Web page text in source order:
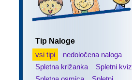
Tip Naloge
vsi tipi
nedoločena naloga
Spletna križanka
Spletni kviz